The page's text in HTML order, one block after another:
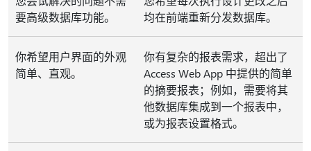
要高级数据库功能。
均在前端重新分发数据库。
你希望用户界面的外观
简单、直观。
你有复杂的报表需求，超出了
Access Web App 中提供的简单
的摘要报表；例如，需要将其
他数据库集成到一个报表中，
或为报表设置格式。